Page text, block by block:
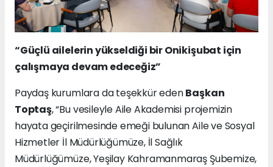
“Güçlü ailelerin yükseldiği bir Onikişubat için
çalışmaya devam edeceğiz”
Paydaş kurumlara da teşekkür edenBaşkan
Toptaş, “Bu vesileyle Aile Akademisi projemizin
hayata geçirilmesinde emeği bulunan Aile ve Sosyal
Hizmetler İl Müdürlüğümüze, İl Sağlık
Müdürlüğümüze, Yeşilay Kahramanmaraş Şubemize,